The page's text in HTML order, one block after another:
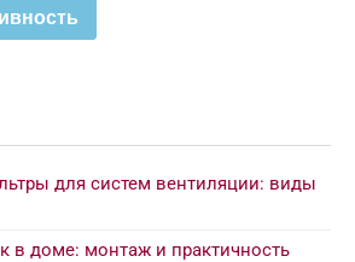
для систем вентиляции: виды
в доме: монтаж и практичность